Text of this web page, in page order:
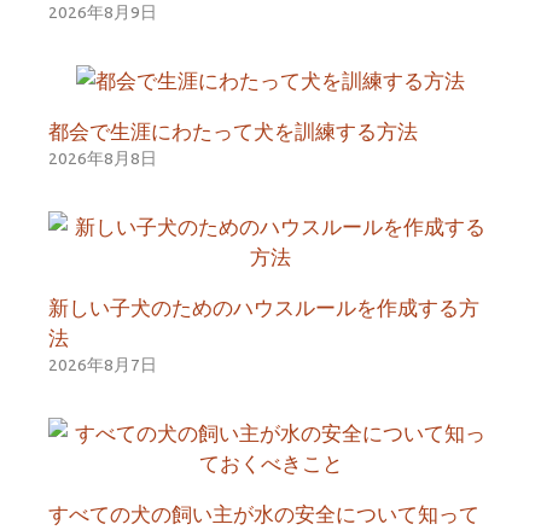
2026年8月9日
都会で生涯にわたって犬を訓練する方法
2026年8月8日
新しい子犬のためのハウスルールを作成する方
法
2026年8月7日
すべての犬の飼い主が水の安全について知って